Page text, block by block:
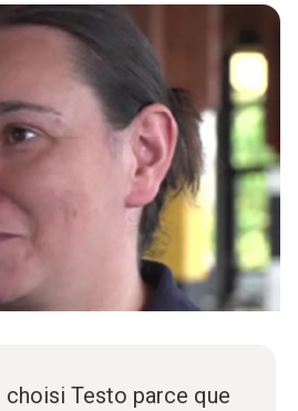
choisi Testo parce que